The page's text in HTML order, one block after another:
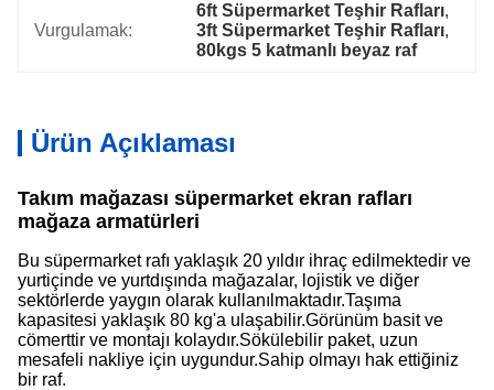
Vurgulamak:
6ft Süpermarket Teşhir Rafları,
3ft Süpermarket Teşhir Rafları,
80kgs 5 katmanlı beyaz raf
Ürün Açıklaması
Takım mağazası süpermarket ekran rafları
mağaza armatürleri
Bu süpermarket rafı yaklaşık 20 yıldır ihraç edilmektedir ve
yurtiçinde ve yurtdışında mağazalar, lojistik ve diğer
sektörlerde yaygın olarak kullanılmaktadır.Taşıma
kapasitesi yaklaşık 80 kg'a ulaşabilir.Görünüm basit ve
cömerttir ve montajı kolaydır.Sökülebilir paket, uzun
mesafeli nakliye için uygundur.Sahip olmayı hak ettiğiniz
bir raf.